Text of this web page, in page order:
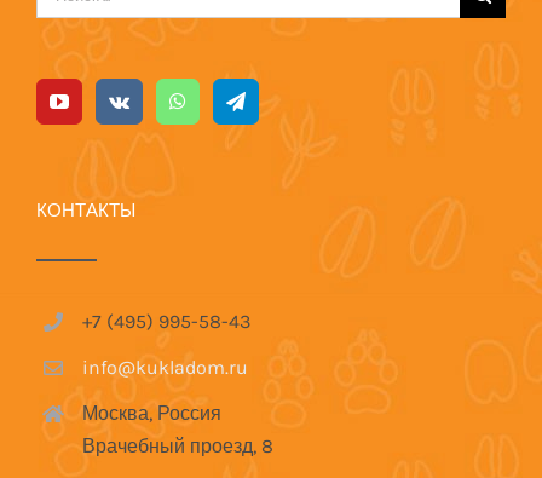
поиска:
КОНТАКТЫ
+7 (495) 995-58-43
info@kukladom.ru
Москва, Россия
Врачебный проезд, 8